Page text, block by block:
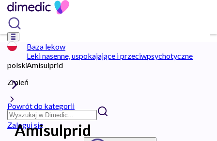
polski
Zmień
Zaloguj się
Baza lekow
Leki nasenne, uspokajające i przeciwpsychotyczne
Amisulprid
Powrót do kategorii
Amisulprid